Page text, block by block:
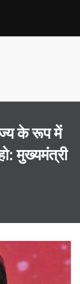
के रूप में
मुख्यमंत्री